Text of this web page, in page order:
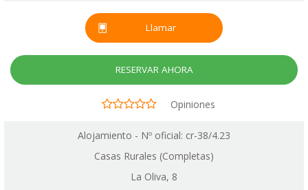
Llamar
RESERVAR AHORA
Opiniones
Alojamiento - Nº oficial: cr-38/4.23
Casas Rurales (Completas)
La Oliva, 8